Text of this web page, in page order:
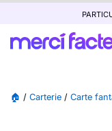
🏠 / Carterie / Carte